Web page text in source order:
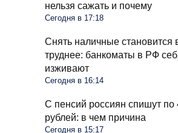
нельзя сажать и почему
Сегодня в 17:18
Снять наличные становится
труднее: банкоматы в РФ
изживают
Сегодня в 16:14
С пенсий россиян спишут по
рублей: в чем причина
Сегодня в 15:17